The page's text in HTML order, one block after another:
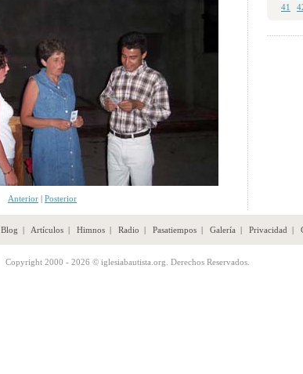
41
Anterior | Posterior
Blog | Artículos| Himnos| Radio | Pasatiempos| Galería | Privacidad |
Copyright 2000 - 2026 © iglesiabautista.org. Derechos Reservados.